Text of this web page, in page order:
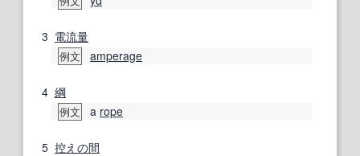
3 電流量
例文 amperage
4 綱
例文 a rope
5 控えの間